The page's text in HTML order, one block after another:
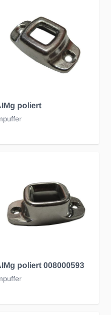
poliert
poliert 008000593